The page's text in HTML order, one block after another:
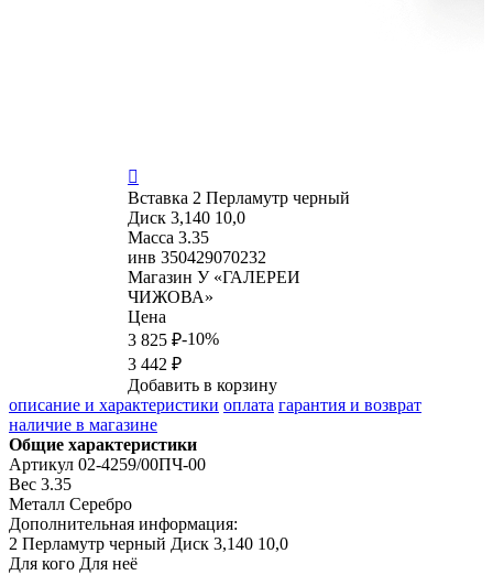

Вставка 2 Перламутр черный
Диск 3,140 10,0
Масса 3.35
инв 350429070232
Магазин У «ГАЛЕРЕИ
ЧИЖОВА»
Цена
3 825 ₽-10%
3 442 ₽
Добавить в корзину
описание и характеристики оплата гарантия и возврат
наличие в магазине
Общие характеристики
Артикул 02-4259/00ПЧ-00
Вес 3.35
Металл Серебро
Дополнительная информация:
2 Перламутр черный Диск 3,140 10,0
Для кого Для неё